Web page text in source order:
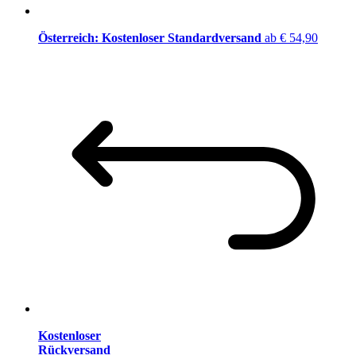
Österreich: Kostenloser Standardversand ab € 54,90
Kostenloser
Rückversand